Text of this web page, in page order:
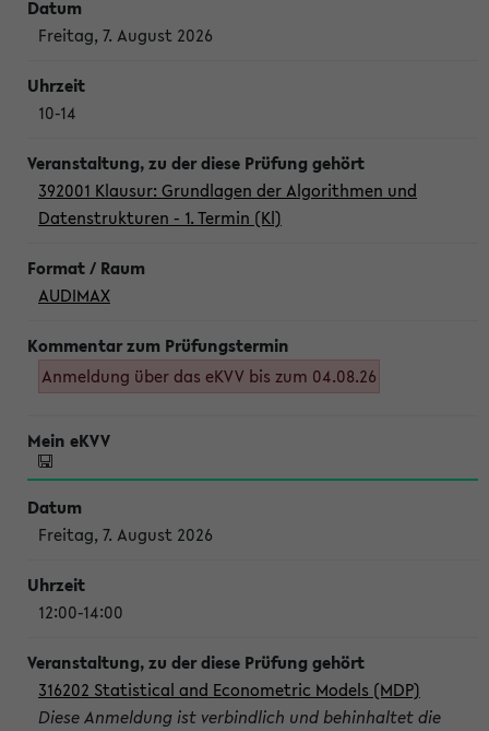
Freitag, 7. August 2026
10-14
392001 Klausur: Grundlagen der Algorithmen und
Datenstrukturen - 1. Termin (Kl)
AUDIMAX
Anmeldung über das eKVV bis zum 04.08.26
Freitag, 7. August 2026
12:00-14:00
316202 Statistical and Econometric Models (MDP)
Diese Anmeldung ist verbindlich und behinhaltet die